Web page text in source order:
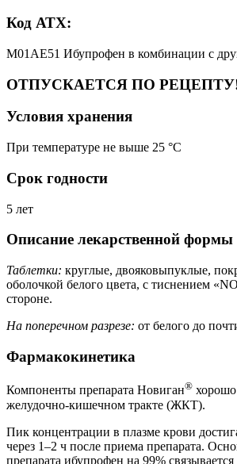
Код АТХ:
M01AE51 Ибупрофен в комбинации с
ОТПУСКАЕТСЯ ПО
Условия хранения
При температуре не выше 25 °C
Срок годности
5 лет
Описание лекарственной формы
Таблетки: круглые, двояковыпуклые,
оболочкой белого цвета, с тиснением
стороне.
На поперечном разрезе: от белого до
Фармакокинетика
Компоненты препарата Новиган®
желудочно-кишечном тракте (ЖКТ).
Пик концентрации в плазме крови
через 1–2 ч после приема препарата.
препарата ибупрофен на 99%